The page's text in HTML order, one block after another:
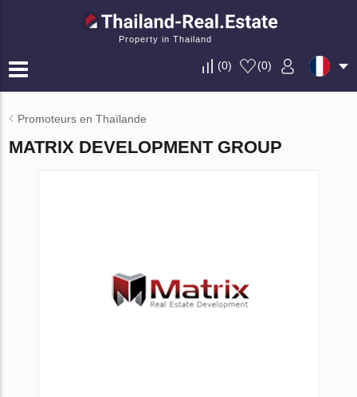
Property in Thailand
(0) (0)
Promoteurs en Thaïlande
MATRIX DEVELOPMENT GROUP